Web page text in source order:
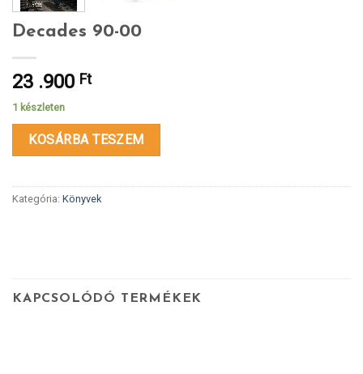
Decades 90-00
23 .900 Ft
1 készleten
KOSÁRBA TESZEM
Kategória: Könyvek
KAPCSOLÓDÓ TERMÉKEK